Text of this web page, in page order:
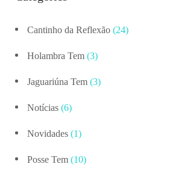
Cantinho da Reflexão (24)
Holambra Tem (3)
Jaguariúna Tem (3)
Notícias (6)
Novidades (1)
Posse Tem (10)